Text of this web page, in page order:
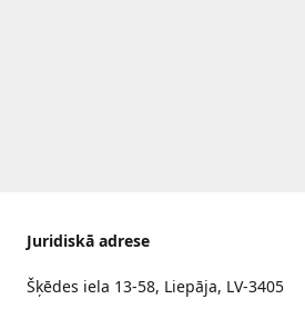
Juridiskā adrese
Šķēdes iela 13-58, Liepāja, LV-3405